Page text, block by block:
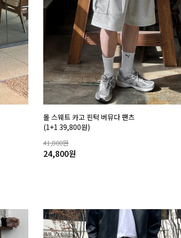
몰 스웨트 카고 핀턱 버뮤다 팬츠
(1+1 39,800원)
41,800원
24,800원